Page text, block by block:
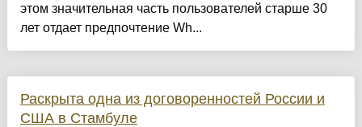
этом значительная часть пользователей старше 30
лет отдает предпочтение Wh...
Раскрыта одна из договоренностей России и
США в Стамбуле